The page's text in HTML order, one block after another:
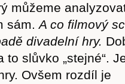
můžeme
sám.A co filmový
divadelní hry.
slůvko „stejné“.
Ovšem rozdíl je